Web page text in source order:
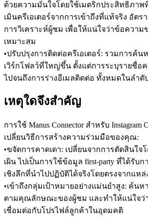
ด้วยความมั่นใจโดยใช้เมตริกประสิทธิภาพ
เมินครีเอเตอร์จากการเข้าถึงที่แท้จริง อัต
การวิเคราะห์ผู้ชม เพื่อให้แน่ใจว่าข้อควา
เหมาะสม
•ปรับปรุงการติดต่อครีเอเตอร์: รวมการค้นห
เวิร์กโฟลว์ที่ใหญ่ขึ้น ตั้งแต่การระบุรายชื่อ
ไปจนถึงการร่างอีเมลติดต่อ ทั้งหมดในลำดั
เหตุใดจึงสำคัญ
การใช้ Manus Connector สำหรับ Instagram
เปลี่ยนวิธีการสร้างความร่วมมือของคุณ:
•ขจัดการคาดเดา: เปลี่ยนจากการตัดสินใจ
เผิน ไปเป็นการใช้ข้อมูล first-party ที่ได้รับ
เชิงลึกที่นำไปปฏิบัติได้จริงโดยตรงจากแห
•เข้าถึงกลุ่มเป้าหมายอย่างแม่นยำสูง: ค้นห
ตามคุณลักษณะของผู้ชม และทำให้แน่ใจ
เชื่อมต่อกับโปรไฟล์ลูกค้าในอุดมคติ